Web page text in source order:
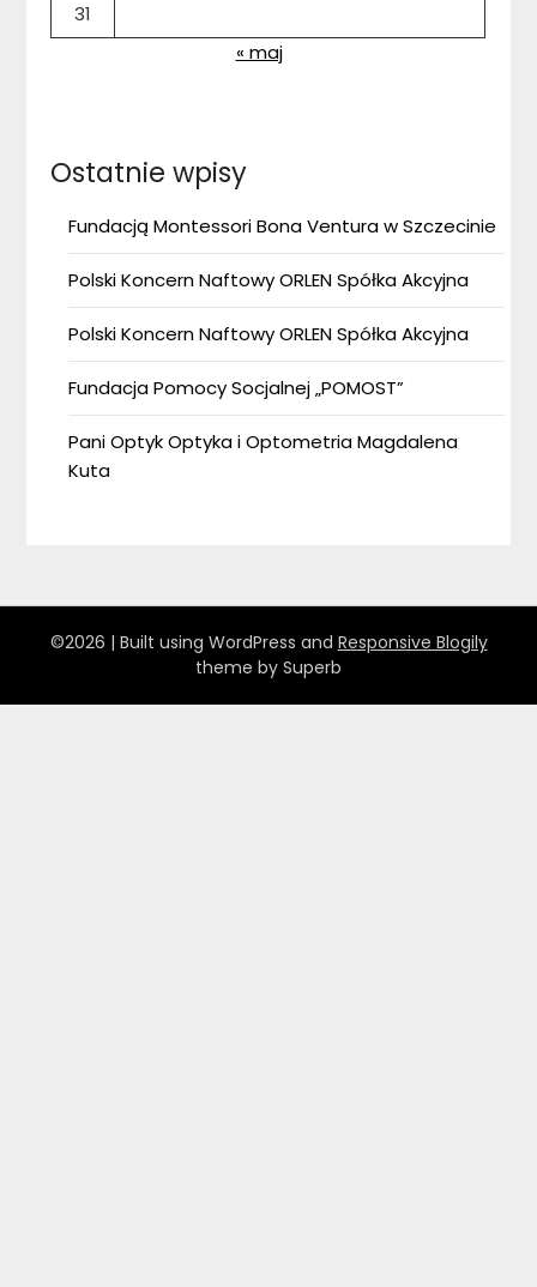
31
« maj
Ostatnie wpisy
Fundacją Montessori Bona Ventura w Szczecinie
Polski Koncern Naftowy ORLEN Spółka Akcyjna
Polski Koncern Naftowy ORLEN Spółka Akcyjna
Fundacja Pomocy Socjalnej „POMOST”
Pani Optyk Optyka i Optometria Magdalena
Kuta
©2026 | Built using WordPress and Responsive Blogily
theme by Superb